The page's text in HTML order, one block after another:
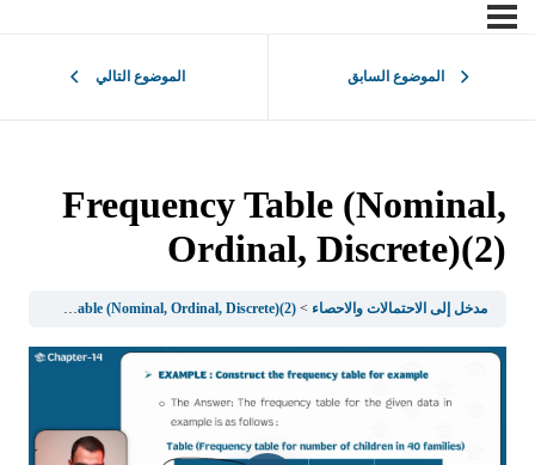
الموضوع السابق الموضوع التالي
Frequency Table (Nominal,
Ordinal, Discrete)(2)
مدخل إلى الاحتمالات والاحصاء Frequency Table (Nominal, Ordinal, Discrete)(2)